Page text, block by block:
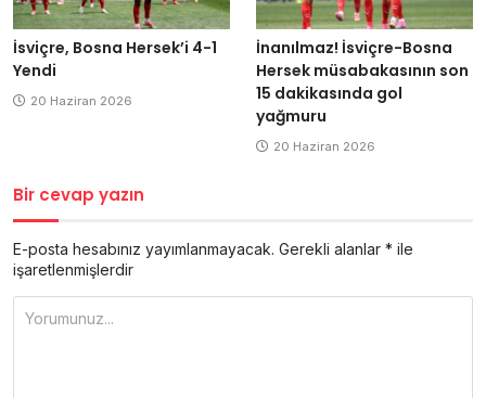
İsviçre, Bosna Hersek’i 4-1
Yendi
20 Haziran 2026
İnanılmaz! İsviçre-Bosna
Hersek müsabakasının son
15 dakikasında gol
yağmuru
20 Haziran 2026
Bir cevap yazın
E-posta hesabınız yayımlanmayacak. Gerekli alanlar * ile
işaretlenmişlerdir